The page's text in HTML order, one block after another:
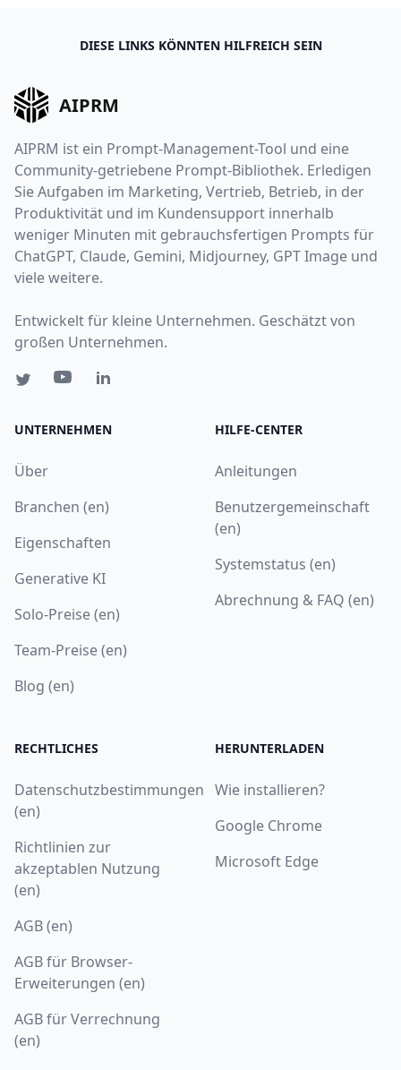
DIESE LINKS KÖNNTEN HILFREICH SEIN
AIPRM
AIPRM ist ein Prompt-Management-Tool und eine
Community-getriebene Prompt-Bibliothek. Erledigen
Sie Aufgaben im Marketing, Vertrieb, Betrieb, in der
Produktivität und im Kundensupport innerhalb
weniger Minuten mit gebrauchsfertigen Prompts für
ChatGPT, Claude, Gemini, Midjourney, GPT Image und
viele weitere.
Entwickelt für kleine Unternehmen. Geschätzt von
großen Unternehmen.
UNTERNEHMEN
Über
Branchen (en)
Eigenschaften
Generative KI
Solo-Preise (en)
Team-Preise (en)
Blog (en)
HILFE-CENTER
Anleitungen
Benutzergemeinschaft
(en)
Systemstatus (en)
Abrechnung & FAQ (en)
RECHTLICHES
Datenschutzbestimmungen
(en)
Richtlinien zur
akzeptablen Nutzung
(en)
AGB (en)
AGB für Browser-
Erweiterungen (en)
AGB für Verrechnung
(en)
HERUNTERLADEN
Wie installieren?
Google Chrome
Microsoft Edge